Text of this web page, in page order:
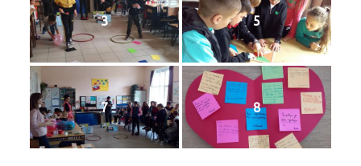
3 5
7 8